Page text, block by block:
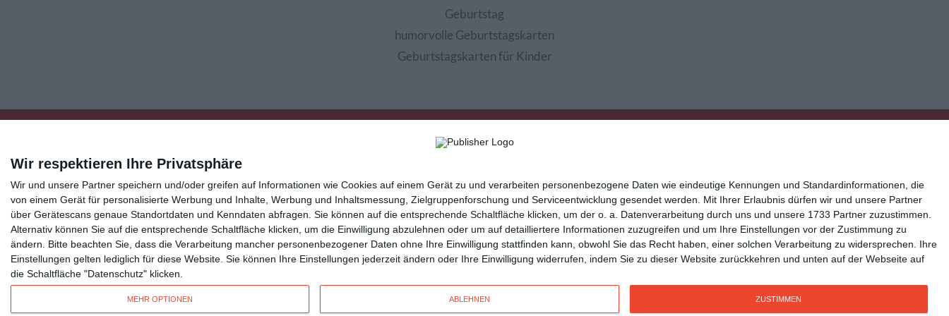
Wir respektieren Ihre Privatsphäre
Wir und unsere Partner speichern und/oder greifen auf Informationen wie Cookies auf einem Gerät zu und verarbeiten personenbezogene Daten wie eindeutige Kennungen und Standardinformationen, die
von einem Gerät für personalisierte Werbung und Inhalte, Werbung und Inhaltsmessung, Zielgruppenforschung und Serviceentwicklung gesendet werden.
Mit Ihrer Erlaubnis dürfen wir und unsere Partner
über Gerätescans genaue Standortdaten und Kenndaten abfragen. Sie können auf die entsprechende Schaltfläche klicken, um der o. a. Datenverarbeitung durch uns und unsere 1733 Partner zuzustimmen.
Alternativ können Sie auf die entsprechende Schaltfläche klicken, um die Einwilligung abzulehnen oder um auf detailliertere Informationen zuzugreifen und um Ihre Einstellungen vor der Zustimmung zu
ändern.
Bitte beachten Sie, dass die Verarbeitung mancher personenbezogener Daten ohne Ihre Einwilligung stattfinden kann, obwohl Sie das Recht haben, einer solchen Verarbeitung zu widersprechen. Ihre
Einstellungen gelten lediglich für diese Website. Sie können Ihre Einstellungen jederzeit ändern oder Ihre Einwilligung widerrufen, indem Sie zu dieser Website zurückkehren und unten auf der Webseite auf
die Schaltfläche "Datenschutz" klicken.
MEHR OPTIONEN ABLEHNEN ZUSTIMMEN
Geburtstag
humorvolle Geburtstagskarten
Geburtstagskarten für Kinder
Kisseo©
Entdecken Sie auch: Ereignis-Kalender Kisseo Newsletter Hilfe / FAQ Nutzungsbedingungen Impressum
Kisseo auf Facebook
Unsere Grußkarten auf anderen Sprachen:
free ecards cartes de voeux tarjetas virtuales
cartoline di auguri
Verschicken Sieoriginelle Geburtstagskarten